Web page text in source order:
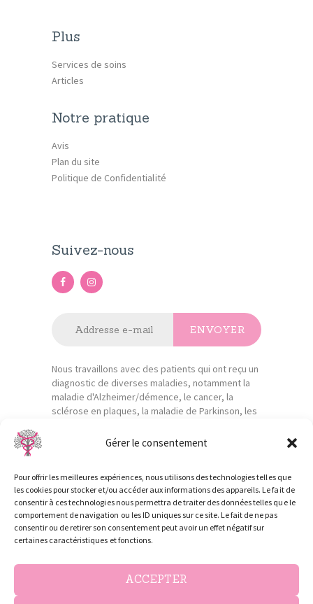
Gérer le consentement
Pour offrir les meilleures expériences, nous utilisons des technologies telles que
les cookies pour stocker et/ou accéder aux informations des appareils. Le fait de
consentir à ces technologies nous permettra de traiter des données telles que le
comportement de navigation ou les ID uniques sur ce site. Le fait de ne pas
consentir ou de retirer son consentement peut avoir un effet négatif sur
certaines caractéristiques et fonctions.
ACCEPTER
Plus
Services de soins
Articles
Notre pratique
Avis
Plan du site
Politique de Confidentialité
Suivez-nous
Nous travaillons avec des patients qui ont reçu un
diagnostic de diverses maladies, notamment la
maladie d'Alzheimer/démence, le cancer, la
sclérose en plaques, la maladie de Parkinson, les
cardiaques, etc. Ils reçoivent tous une aide
Ce site n'a pas pour vocation la promotion de son